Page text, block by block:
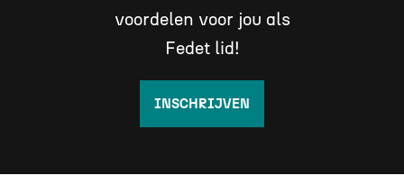
voordelen voor jou als
Fedet lid!
INSCHRIJVEN